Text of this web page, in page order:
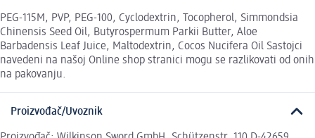
PEG-115M, PVP, PEG-100, Cyclodextrin, Tocopherol, Simmondsia
Chinensis Seed Oil, Butyrospermum Parkii Butter, Aloe
Barbadensis Leaf Juice, Maltodextrin, Cocos Nucifera Oil Sastojci
navedeni na našoj Online shop stranici mogu se razlikovati od onih
na pakovanju.
Proizvođač/Uvoznik